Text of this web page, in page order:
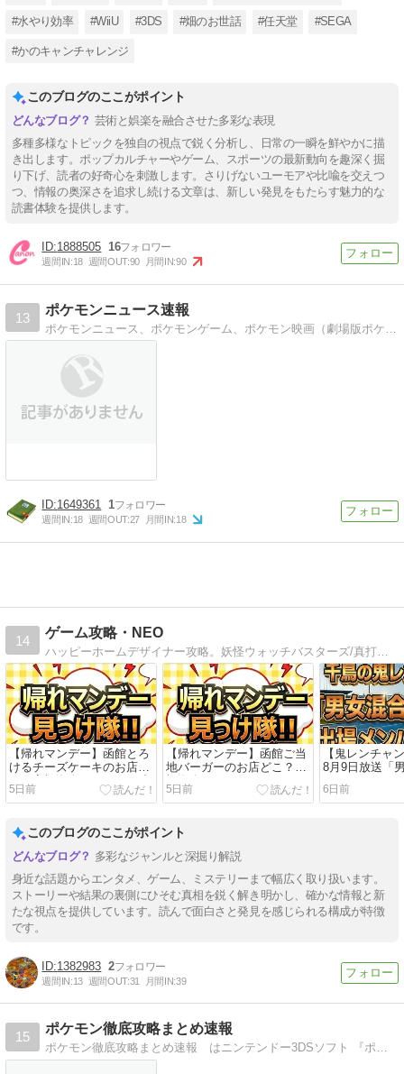
#水やり効率 #WiiU #3DS #畑のお世話 #任天堂 #SEGA
#かのキャンチャレンジ
このブログのここがポイント
芸術と娯楽を融合させた多彩な表現
多種多様なトピックを独自の視点で鋭く分析し、日常の一瞬を鮮やかに描
き出します。ポップカルチャーやゲーム、スポーツの最新動向を趣深く掘
り下げ、読者の好奇心を刺激します。さりげないユーモアや比喩を交えつ
つ、情報の奥深さを追求し続ける文章は、新しい発見をもたらす魅力的な
読書体験を提供します。
1888505 16
週間IN:18 週間OUT:90 月間IN:90
13
ポケモンニュース速報
1649361 1
週間IN:18 週間OUT:27 月間IN:18
14
ゲーム攻略・NEO
ハッピーホームデザイナー攻略。妖怪ウォッチバスターズ/真打のQRコード多数・パスワード・裏技も。とび森のマイデザイン公開してます。
【帰れマンデー】函館とろ
けるチーズケーキのお店ど
こ？髙橋海人・サンド伊達
絶賛の「スナッフルス」チ
5日前
【帰れマンデー】函館ご当
地バーガーのお店どこ？髙
橋海人・タカトシ・サンド
が絶賛の「ラッキーピエ
5日前
【鬼レンチャ
8月9日放送「
イバルリレー
ーム56名一覧
6日前
このブログのここがポイント
多彩なジャンルと深掘り解説
身近な話題からエンタメ、ゲーム、ミステリーまで幅広く取り扱います。
ストーリーや結果の裏側にひそむ真相を鋭く解き明かし、確かな情報と新
たな視点を提供しています。読んで面白さと発見を感じられる構成が特徴
です。
1382983 2
週間IN:13 週間OUT:31 月間IN:39
15
ポケモン徹底攻略まとめ速報
ポケモン徹底攻略まとめ速報 はニンテンドー3DSソフト 『ポケットモンスター オメガルビー』『ポケットモンスター アルファサファイア』(ポケモンORAS)やX…